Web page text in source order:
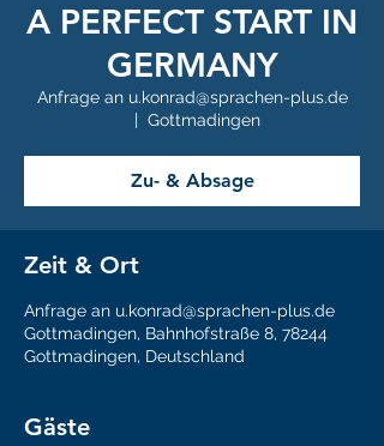
A PERFECT START IN
GERMANY
Anfrage an u.konrad@sprachen-plus.de
  |
Gottmadingen
Zu- & Absage
Zeit & Ort
Anfrage an u.konrad@sprachen-plus.de
Gottmadingen, Bahnhofstraße 8, 78244
Gottmadingen, Deutschland
Gäste